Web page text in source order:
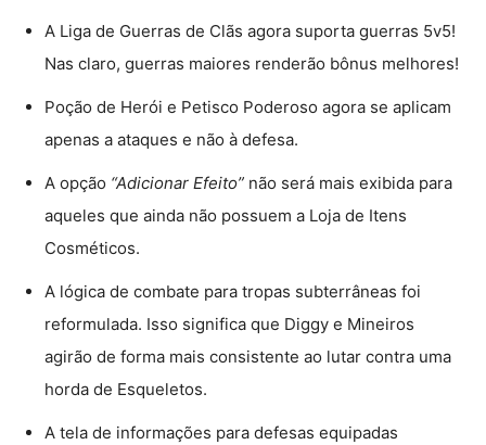
A Liga de Guerras de Clãs agora suporta guerras 5v5!
Nas claro, guerras maiores renderão bônus melhores!
Poção de Herói e Petisco Poderoso agora se aplicam
apenas a ataques e não à defesa.
A opção “Adicionar Efeito” não será mais exibida para
aqueles que ainda não possuem a Loja de Itens
Cosméticos.
A lógica de combate para tropas subterrâneas foi
reformulada. Isso significa que Diggy e Mineiros
agirão de forma mais consistente ao lutar contra uma
horda de Esqueletos.
A tela de informações para defesas equipadas